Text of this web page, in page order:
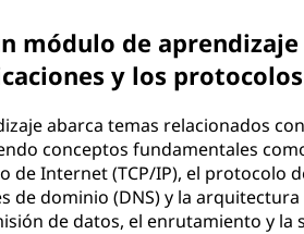
módulo de
y los
abarca temas relacionados
conceptos fundamentales
Internet (TCP/IP), el protocolo
de dominio (DNS) y la
de datos, el enrutamiento y la